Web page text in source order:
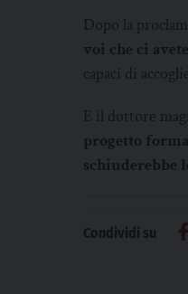
Dopo la
voi che ci
capaci di
E il dottore
progetto
schiuderebbe
Condividi su